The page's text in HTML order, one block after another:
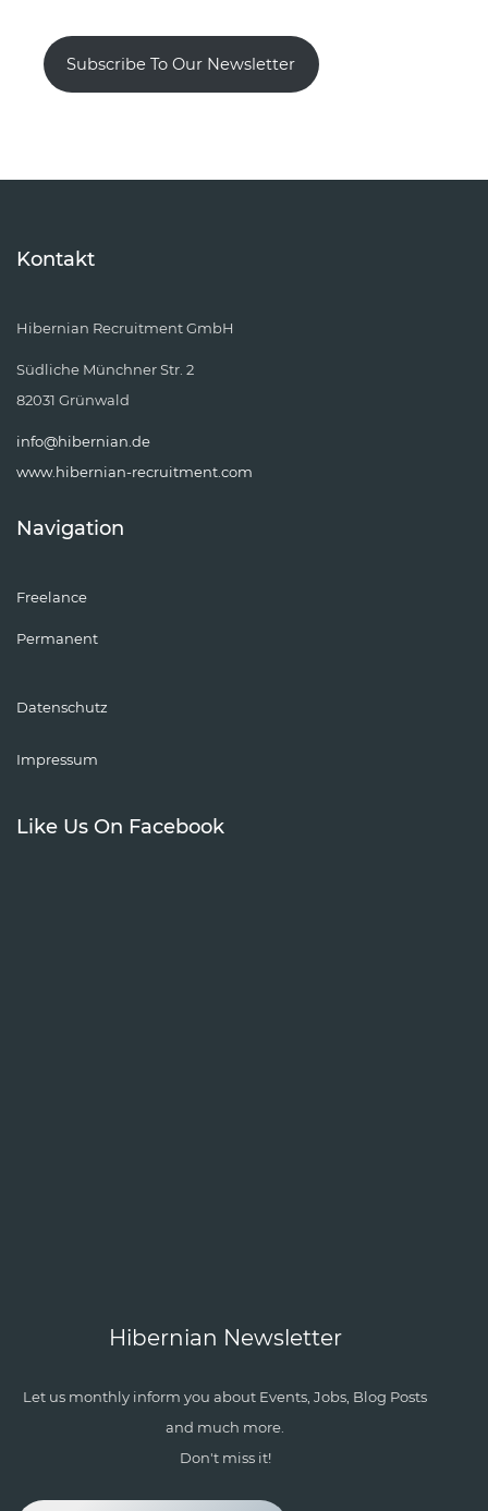
Subscribe To Our Newsletter
Kontakt
Hibernian Recruitment GmbH
Südliche Münchner Str. 2
82031 Grünwald
info@hibernian.de
www.hibernian-recruitment.com
Navigation
Freelance
Permanent
Datenschutz
Impressum
Like Us On Facebook
Hibernian Newsletter
Let us monthly inform you about Events, Jobs, Blog Posts
and much more.
Don't miss it!